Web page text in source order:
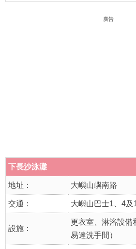
廣告
下長沙泳灘
地址： 大嶼山嶼南路
交通： 大嶼山巴士1、4及
設施：
更衣室、淋浴設備
易達洗手間）